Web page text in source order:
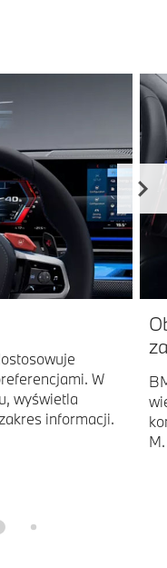
W
wyświetla
informacji.
M.